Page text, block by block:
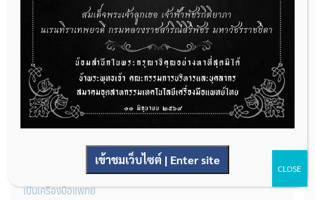
22 กรกฎาคม 2026
การโฆษณาเครื่องมือแพทย์แบบใดที่ได้รับการยกเว้นไม่ต้องขออนุญาต
14 กรกฎาคม 2026
รู้หรือไม่? ผลิตภัณฑ์ชุดตรวจสําหรับตรวจสอบการปนเปื้อนแบบใดจัด
เป็นเครื่องมือแพทย์
เข้าชมเว็บไซต์ | Enter site
CLOSE